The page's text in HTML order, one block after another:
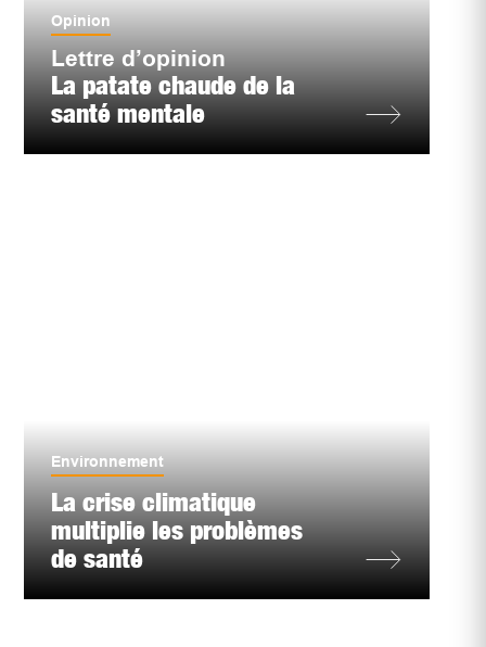
Opinion
Lettre d’opinion
La patate chaude de la
santé mentale
Environnement
La crise climatique
multiplie les problèmes
de santé